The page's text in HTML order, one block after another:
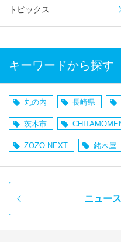
トピックス
キーワードから探す
丸の内 長崎県
茨木市
ZOZO NEXT 銘木屋
ニュー